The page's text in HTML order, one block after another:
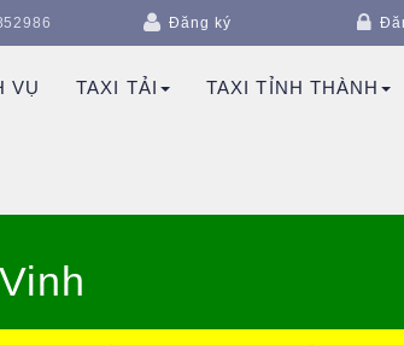
Đăng ký
VỤ TAXI TẢI TAXI TỈNH THÀNH